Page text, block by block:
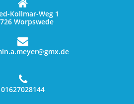
Kollmar-Weg 1
Worpswede
01627028144